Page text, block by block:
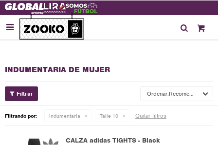

INDUMENTARIA DE MUJER
Recomendados
Filtrando por: Indumentaria Talle 10 Quitar filtros
CALZA adidas TIGHTS - Black